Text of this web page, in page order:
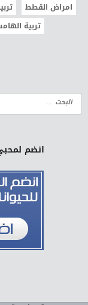
امراض القطط
تربية
انضم